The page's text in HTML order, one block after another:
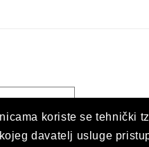
koriste se tehnički
davatelj usluge
(hrvatska)